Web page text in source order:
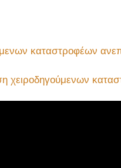
καταστροφέων
χειροδηγούμενων